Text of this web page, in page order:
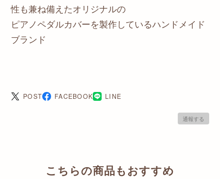
性も兼ね備えたオリジナルの
ピアノペダルカバーを製作しているハンドメイド
ブランド
POST FACEBOOK LINE
通報する
こちらの商品もおすすめ